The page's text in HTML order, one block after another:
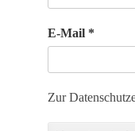
E-Mail *
Zur